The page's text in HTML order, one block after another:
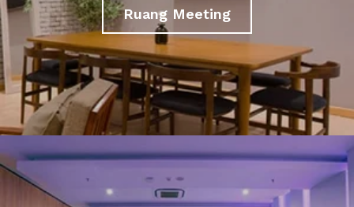
Ruang Meeting